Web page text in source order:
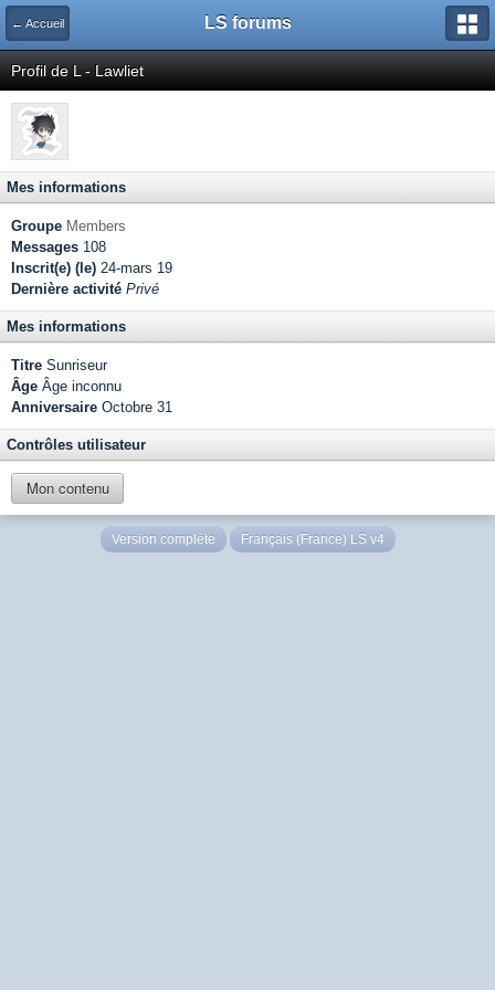
← Accueil LS forums
Profil de L - Lawliet
Mes informations
Groupe Members
Messages 108
Inscrit(e) (le) 24-mars 19
Dernière activité Privé
Mes informations
Titre Sunriseur
Âge Âge inconnu
Anniversaire Octobre 31
Contrôles utilisateur
Mon contenu
Version complète Français (France) LS v4